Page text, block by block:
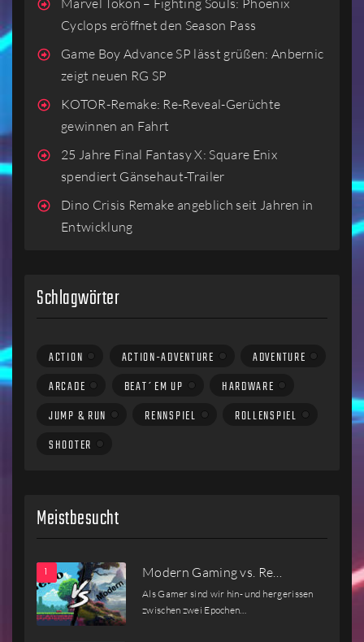
Cyclops eröffnet den Season Pass
Game Boy Advance SP lässt grüßen: Anbernic
zeigt neuen RG SP
KOTOR-Remake: Re-Reveal-Gerüchte
gewinnen an Fahrt
25 Jahre Final Fantasy X: Square Enix
spendiert Gänsehaut-Trailer
Dino Crisis Remake angeblich seit Jahren in
Entwicklung
Schlagwörter
ACTION ACTION-ADVENTURE
ADVENTURE
ARCADE
BEAT´EM UP
HARDWARE
JUMP & RUN
RENNSPIEL
ROLLENSPIEL
SHOOTER
Meistbesucht
Modern Gaming vs. Re…
Als Gamer sind wir hin- und hergerissen
zwischen zwei Epochen…